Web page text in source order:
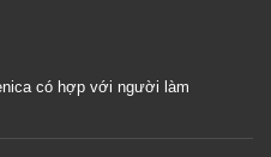
có hợp với người làm